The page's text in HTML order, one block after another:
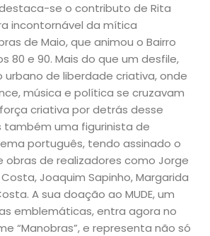
se o contributo de Rita
incontornável da mítica
de Maio, que animou o Bairro
80 e 90. Mais do que um desfile,
de liberdade criativa, onde
música e política se cruzavam
criativa por detrás desse
também uma figurinista de
português, tendo assinado o
obras de realizadores como Jorge
Costa, Joaquim Sapinho, Margarida
A sua doação ao MUDE, um
emblemáticas, entra agora no
“Manobras”, e representa não só